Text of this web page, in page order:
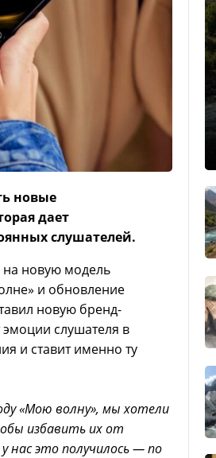
новые
дает
слушателей.
новую модель
и обновление
новую бренд-
слушателя в
и ставит именно ту
«Мою волну», мы хотели
избавить их от
нас это получилось — по